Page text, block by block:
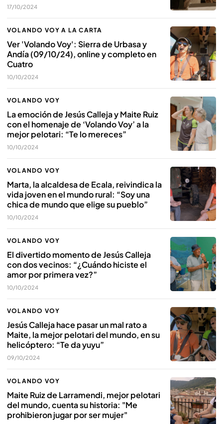
17/10/2024
VOLANDO VOY A LA CARTA
Ver 'Volando Voy': Sierra de Urbasa y
Andía (09/10/24), online y completo en
Cuatro
10/10/2024
VOLANDO VOY
La emoción de Jesús Calleja y Maite Ruiz
con el homenaje de ‘Volando Voy’ a la
mejor pelotari: “Te lo mereces”
10/10/2024
VOLANDO VOY
Marta, la alcaldesa de Ecala, reivindica la
vida joven en el mundo rural: “Soy una
chica de mundo que elige su pueblo”
10/10/2024
VOLANDO VOY
El divertido momento de Jesús Calleja
con dos vecinos: “¿Cuándo hiciste el
amor por primera vez?”
10/10/2024
VOLANDO VOY
Jesús Calleja hace pasar un mal rato a
Maite, la mejor pelotari del mundo, en su
helicóptero: “Te da yuyu”
09/10/2024
VOLANDO VOY
Maite Ruiz de Larramendi, mejor pelotari
del mundo, cuenta su historia: "Me
prohibieron jugar por ser mujer"